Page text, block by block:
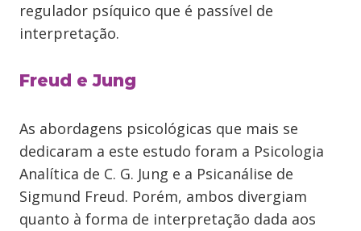
regulador psíquico que é passível de
interpretação.
Freud e Jung
As abordagens psicológicas que mais se
dedicaram a este estudo foram a Psicologia
Analítica de C. G. Jung e a Psicanálise de
Sigmund Freud. Porém, ambos divergiam
quanto à forma de interpretação dada aos